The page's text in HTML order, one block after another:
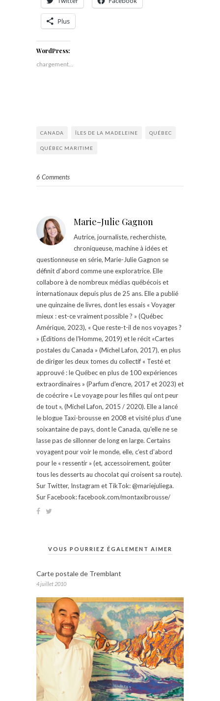
Plus
WordPress:
chargement…
CANADA ÎLES DE LA MADELEINE QUÉBEC
QUÉBEC MARITIME
6 Comments
Marie-Julie Gagnon
Autrice, journaliste, recherchiste,
chroniqueuse, machine à idées et
questionneuse en série, Marie-Julie Gagnon se
définit d’abord comme une exploratrice. Elle
collabore à de nombreux médias québécois et
internationaux depuis plus de 25 ans. Elle a publié
une quinzaine de livres, dont les essais « Voyager
mieux : est-ce vraiment possible ? » (Québec
Amérique, 2023), « Que reste-t-il de nos voyages ?
» (Éditions de l'Homme, 2019) et le récit «Cartes
postales du Canada » (Michel Lafon, 2017), en plus
de diriger les deux tomes du collectif « Testé et
approuvé : le Québec en plus de 100 expériences
extraordinaires » (Parfum d'encre, 2017 et 2023) et
de coécrire « Le voyage pour les filles qui ont peur
de tout », (Michel Lafon, 2015 / 2020). Elle a lancé
le blogue Taxi-brousse en 2008 et visité plus d'une
soixantaine de pays, dont le Canada, qu'elle ne se
lasse pas de sillonner de long en large. Certains
voyagent pour voir le monde, elle, c’est d’abord
pour le « ressentir » (et, accessoirement, goûter
tous les desserts au chocolat qui croisent sa route).
Sur Twitter, Instagram et TikTok: @mariejuliega.
Sur Facebook: facebook.com/montaxibrousse/
VOUS POURRIEZ ÉGALEMENT AIMER
Carte postale de Tremblant
4 juillet 2010